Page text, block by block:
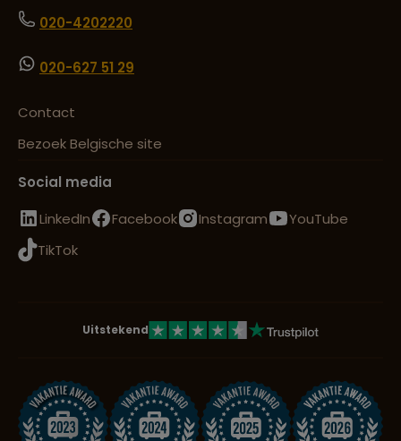
020-4202220
020-627 51 29
Contact
Bezoek Belgische site
Social media
LinkedIn
Facebook Instagram
YouTube
TikTok
Uitstekend